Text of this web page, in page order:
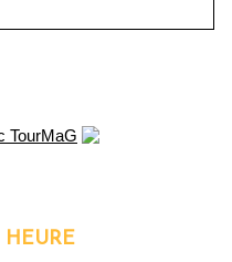
HEURE